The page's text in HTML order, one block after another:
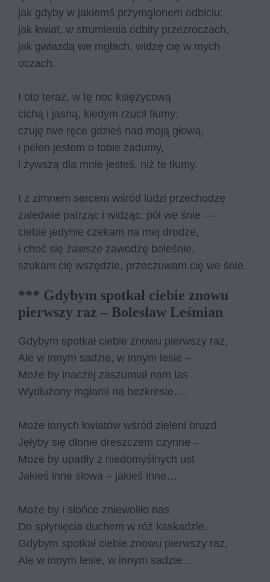
jak gdy­by w ja­kiemś przy­mglo­nem od­bi­ciu;
jak kwiat, w stru­mie­nia od­bi­ty prze­zro­czach,
jak gwiaz­dą we mgłach, wi­dzę cię w mych
oczach.
I oto te­raz, w tę noc księ­ży­co­wą
ci­chą i ja­sną, kie­dym rzu­cił tłu­my:
czu­ję twe ręce gdzieś nad moją gło­wą,
i pe­łen je­stem o to­bie za­du­my,
i żyw­szą dla mnie je­steś, niż te tłu­my.
I z zim­nem ser­cem wśród lu­dzi prze­cho­dzę
za­le­d­wie pa­trząc i wi­dząc, pół we śnie —
cie­bie je­dy­nie cze­kam na mej dro­dze,
i choć się za­wsze za­wo­dzę bo­le­śnie,
szu­kam cię wszę­dzie, prze­czu­wam cię we śnie.
*** Gdybym spotkał ciebie znowu
pierwszy raz – Bolesław Leśmian
Gdy­bym spo­tkał cie­bie zno­wu pierw­szy raz,
Ale w in­nym sa­dzie, w in­nym le­sie –
Może by ina­czej za­szu­miał nam las
Wy­dłu­żo­ny mgła­mi na bez­kre­sie….
Może in­nych kwia­tów wśród zie­le­ni bruzd
Ję­ły­by się dło­nie dresz­czem czyn­ne –
Może by upa­dły z nie­do­myśl­nych ust
Ja­kieś inne sło­wa – ja­kieś inne…
Może by i słoń­ce znie­wo­li­ło nas
Do spły­nię­cia du­chem w róż ka­ska­dzie,
Gdy­bym spo­tkał cie­bie zno­wu pierw­szy raz,
Ale w in­nym le­sie, w in­nym sa­dzie…